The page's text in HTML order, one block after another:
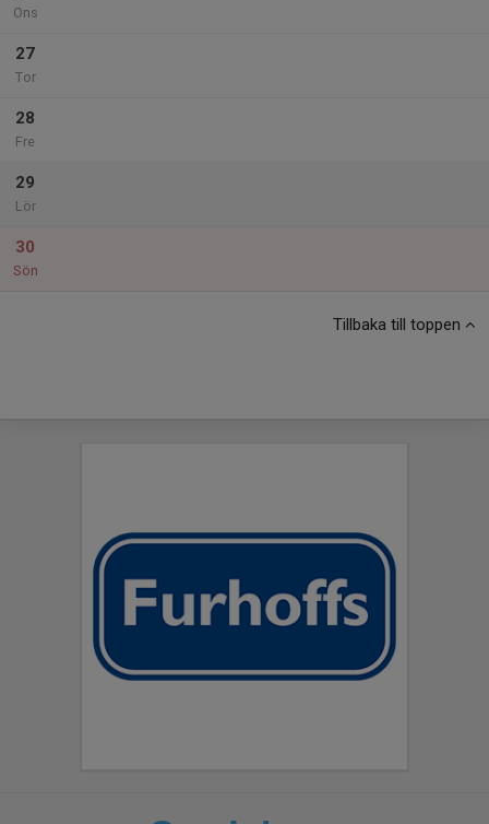
Ons
27
Tor
28
Fre
29
Lör
30
Sön
Tillbaka till toppen